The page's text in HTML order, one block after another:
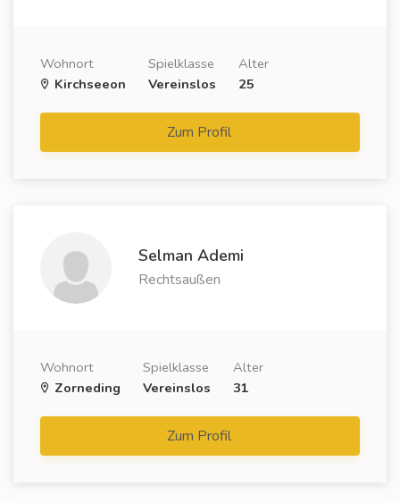
Wohnort
Kirchseeon
Spielklasse
Vereinslos
Alter
25
Zum Profil
Selman Ademi
Rechtsaußen
Wohnort
Zorneding
Spielklasse
Vereinslos
Alter
31
Zum Profil